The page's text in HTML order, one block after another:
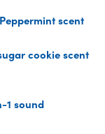
scent
cookie scent
1 sound